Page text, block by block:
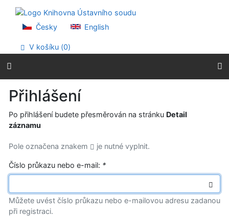
Přejít na menu
Prohlášení o webové přístupnosti
Česky English
V košíku (0)
Přihlášení
Po přihlášení budete přesměrován na stránku Detail
záznamu
Pole označena znakem je nutné vyplnit.
Číslo průkazu nebo e-mail: *
Můžete uvést číslo průkazu nebo e-mailovou adresu zadanou
při registraci.